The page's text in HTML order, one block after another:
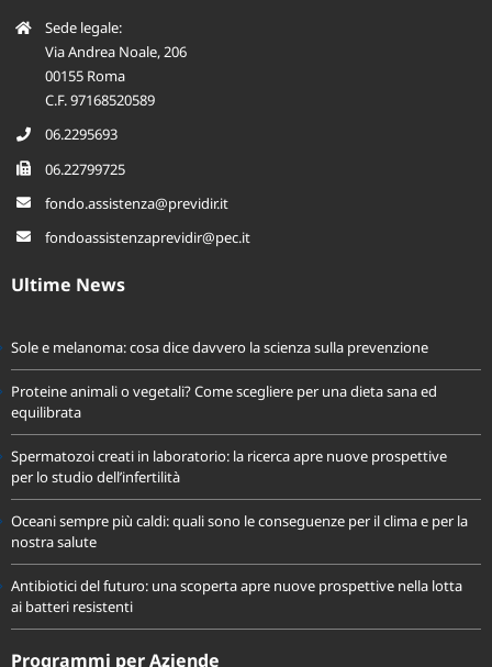
Sede legale:
Via Andrea Noale, 206
00155 Roma
C.F. 97168520589
06.2295693
06.22799725
fondo.assistenza@previdir.it
Sole e melanoma: cosa dice davvero la scienza sulla prevenzione
Proteine animali o vegetali? Come scegliere per una dieta sana ed
equilibrata
Spermatozoi creati in laboratorio: la ricerca apre nuove prospettive
per lo studio dell’infertilità
Oceani sempre più caldi: quali sono le conseguenze per il clima e per la
nostra salute
Antibiotici del futuro: una scoperta apre nuove prospettive nella lotta
ai batteri resistenti